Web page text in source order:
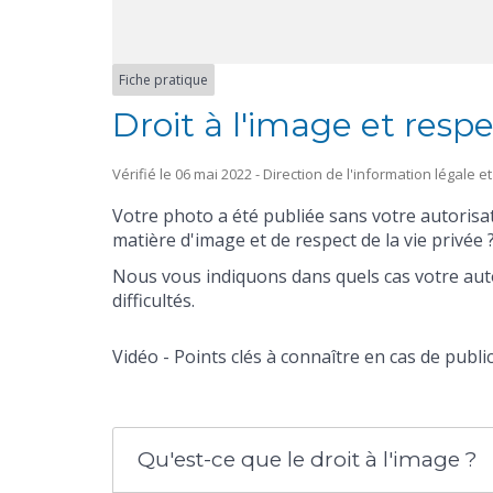
Fiche pratique
Droit à l'image et
Vérifié le 06 mai 2022 - Direction de l'information légale
Votre photo a été publiée sans votre
matière d'image et de respect de la vie privée
Nous vous indiquons dans quels cas votre
difficultés.
Vidéo - Points clés à connaître en cas de
Qu'est-ce que le droit à l'image ?